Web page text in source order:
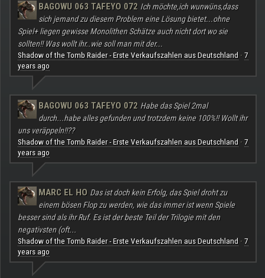
BAGOWU 063 TAFEYO 072 Ich möchte,ich wunwüns,dass
sich jemand zu diesem Problem eine Lösung bietet...ohne
Spiel+ liegen gewisse Monolithen Schätze auch nicht dort wo sie
sollten!! Was wollt ihr..wie soll man mit der...
Shadow of the Tomb Raider - Erste Verkaufszahlen aus Deutschland · 7
years ago
BAGOWU 063 TAFEYO 072 Habe das Spiel 2mal
durch...habe alles gefunden und trotzdem keine 100%!! Wollt ihr
uns veräppeln!!??
Shadow of the Tomb Raider - Erste Verkaufszahlen aus Deutschland · 7
years ago
MARC EL HO Das ist doch kein Erfolg, das Spiel droht zu
einem bösen Flop zu werden, wie das immer ist wenn Spiele
besser sind als ihr Ruf. Es ist der beste Teil der Trilogie mit den
negativsten (oft...
Shadow of the Tomb Raider - Erste Verkaufszahlen aus Deutschland · 7
years ago